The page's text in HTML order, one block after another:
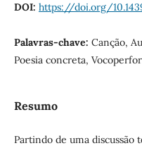
DOI: https://doi.org/
Palavras-chave: Canção,
Poesia concreta,
Resumo
Partindo de uma discussão